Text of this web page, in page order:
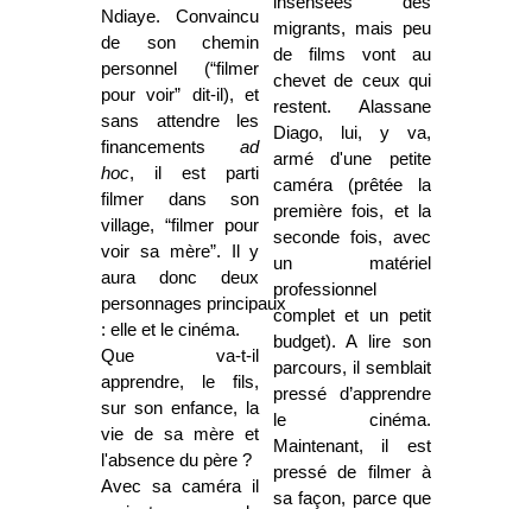
Ndiaye. Convaincu
de son chemin
personnel (“filmer
pour voir” dit-il), et
sans attendre les
financementsad
hoc, il est parti
filmer dans son
village, “filmer pour
voir sa mère”. Il y
aura donc deux
personnages principaux
: elle et le cinéma.
Que va-t-il
apprendre, le fils,
sur son enfance, la
vie de sa mère et
l'absence du père ?
Avec sa caméra il
migrants, mais peu
de films vont au
chevet de ceux qui
restent. Alassane
Diago, lui, y va,
armé d'une petite
caméra (prêtée la
première fois, et la
seconde fois, avec
un matériel
professionnel
complet et un petit
budget). A lire son
parcours, il semblait
pressé d’apprendre
le cinéma.
Maintenant, il est
pressé de filmer à
sa façon, parce que